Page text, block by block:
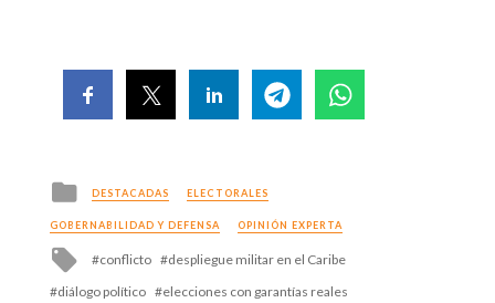
Posted
in
DESTACADAS ELECTORALES
GOBERNABILIDAD Y DEFENSA OPINIÓN EXPERTA
Tagged
conflicto
despliegue militar en el Caribe
diálogo político
elecciones con garantías reales